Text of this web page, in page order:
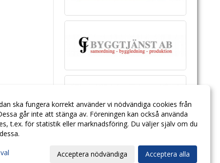
ska fungera korrekt använder vi nödvändiga cookies från
går inte att stänga av. Föreningen kan också använda
t.ex. för statistik eller marknadsföring. Du väljer själv om du
Acceptera nödvändiga Acceptera alla